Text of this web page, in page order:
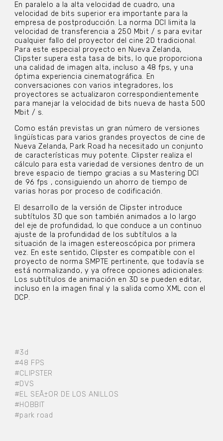
#3d
#48 FPS
#CLIPSTER
#DVS
#EL SEÃ±OR DE LOS ANILLOS
#HOBBIT
#park road
En paralelo a la alta velocidad de cuadro, una
velocidad de bits superior era importante para la
empresa de postproducción. La norma DCI limita la
velocidad de transferencia a 250 Mbit / s para evitar
cualquier fallo del proyector del cine 2D tradicional.
Para este especial proyecto en Nueva Zelanda,
Clipster supera esta tasa de bits, lo que proporciona
una calidad de imagen alta, incluso a 48 fps, y una
óptima experiencia cinematográfica. En
conversaciones con varios integradores, los
proyectores se actualizaron correspondientemente
para manejar la velocidad de bits nueva de hasta 500
Mbit / s.
Como están previstas un gran número de versiones
lingüísticas para varios grandes proyectos de cine de
Nueva Zelanda, Park Road ha necesitado un conjunto
de características muy potente. Clipster realiza el
cálculo para esta variedad de versiones dentro de un
breve espacio de tiempo gracias a su Mastering DCI
de 96 fps , consiguiendo un ahorro de tiempo de
varias horas por proceso de codificación.
El desarrollo de la versión de Clipster introduce
subtítulos 3D que son también animados a lo largo
del eje de profundidad, lo que conduce a un continuo
ajuste de la profundidad de los subtítulos a la
situación de la imagen estereoscópica por primera
vez. En este sentido, Clipster es compatible con el
proyecto de norma SMPTE pertinente, que todavía se
está normalizando, y ya ofrece opciones adicionales:
Los subtítulos de animación en 3D se pueden editar,
incluso en la imagen final y la salida como XML con el
DCP.